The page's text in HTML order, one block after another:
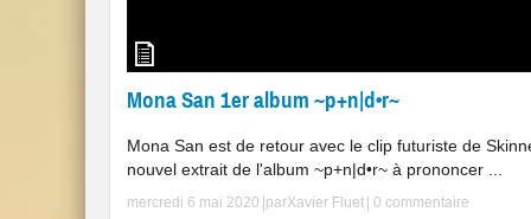
Mona San 1er album ~p+n|d•r~
Mona San est de retour avec le clip futuriste de
nouvel extrait de l'album ~p+n|d•r~ à prononcer ...
mercredi 6 mai 2020 |parXavier Fluet 0 commentaire